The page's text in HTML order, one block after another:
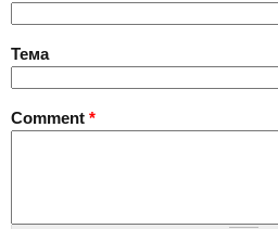
Тема
Comment *